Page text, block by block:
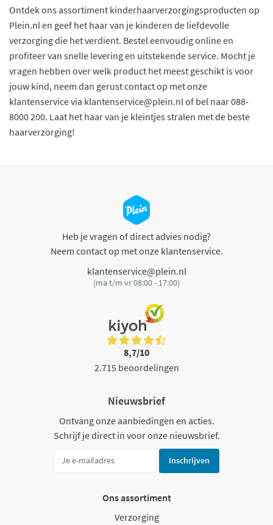
Ontdek ons assortiment kinderhaarverzorgingsproducten op
Plein.nl en geef het haar van je kinderen de liefdevolle
verzorging die het verdient. Bestel eenvoudig online en
profiteer van snelle levering en uitstekende service. Mocht je
vragen hebben over welk product het meest geschikt is voor
jouw kind, neem dan gerust contact op met onze
klantenservice via klantenservice@plein.nl of bel naar 088-
8000 200. Laat het haar van je kleintjes stralen met de beste
haarverzorging!
Heb je vragen of direct advies nodig?
Neem contact op met onze klantenservice.
klantenservice@plein.nl
(ma t/m vr 08:00 - 17:00)
8,7/10
2.715 beoordelingen
Nieuwsbrief
Ontvang onze aanbiedingen en acties.
Schrijf je direct in voor onze nieuwsbrief.
Inschrijven
Ons assortiment
Verzorging